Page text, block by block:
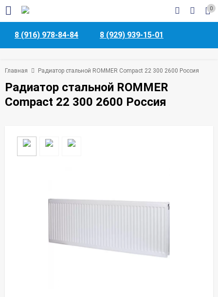
0
8 (916) 978-84-84 8 (929) 939-15-01
Главная Радиатор стальной ROMMER Compact 22 300 2600 Россия
Радиатор стальной ROMMER
Compact 22 300 2600 Россия